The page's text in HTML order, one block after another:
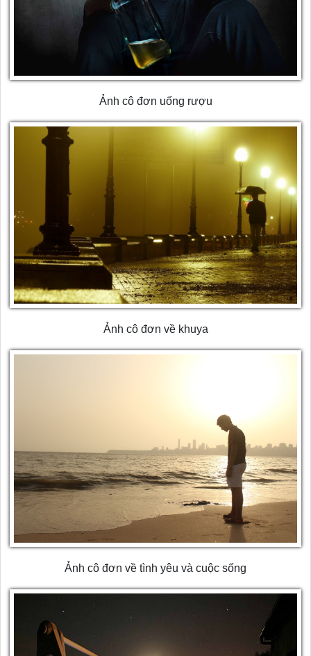
Ảnh cô đơn uống rượu
Ảnh cô đơn về khuya
Ảnh cô đơn về tình yêu và cuộc sống